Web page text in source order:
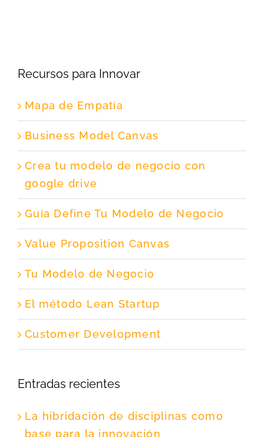
Recursos para Innovar
Mapa de Empatía
Business Model Canvas
Crea tu modelo de negocio con
google drive
Guía Define Tu Modelo de Negocio
Value Proposition Canvas
Tu Modelo de Negocio
El método Lean Startup
Customer Development
Entradas recientes
La hibridación de disciplinas como
base para la innovación